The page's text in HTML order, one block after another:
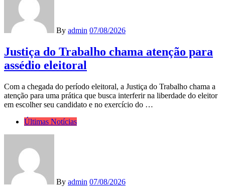
By admin 07/08/2026
Justiça do Trabalho chama atenção para
assédio eleitoral
Com a chegada do período eleitoral, a Justiça do Trabalho chama a
atenção para uma prática que busca interferir na liberdade do eleitor
em escolher seu candidato e no exercício do …
Últimas Notícias
By admin 07/08/2026